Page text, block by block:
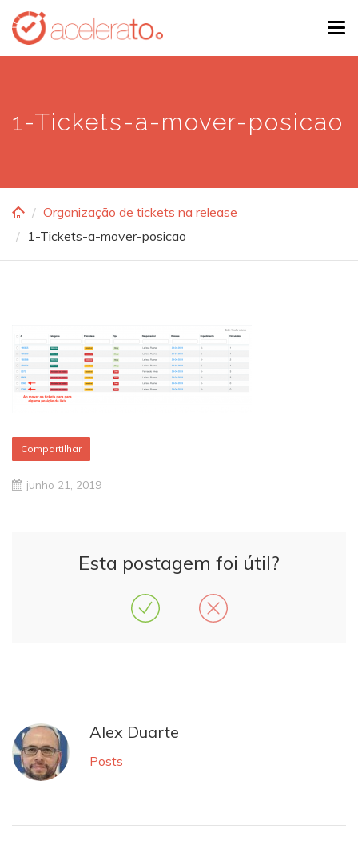
Skip
main
1-Tickets-a-mover-posicao
Organização de tickets na release
1-Tickets-a-mover-posicao
Compartilhar
junho 21, 2019
Esta postagem foi útil?
Alex Duarte
Posts